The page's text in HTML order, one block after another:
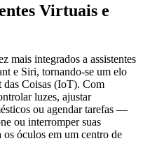
Virtuais e
mais integrados a assistentes
e Siri, tornando-se um elo
das Coisas (IoT). Com
luzes, ajustar
ou agendar tarefas —
ou interromper suas
óculos em um centro de